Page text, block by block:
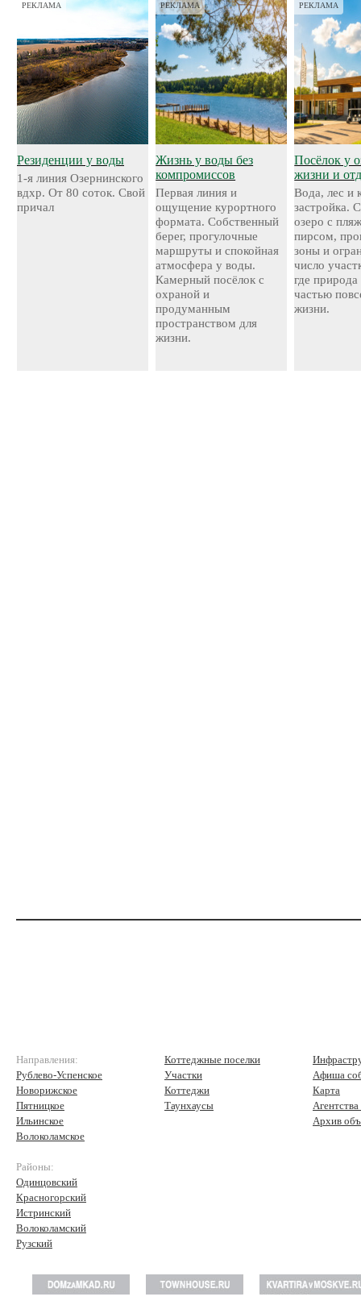
РЕКЛАМА
Резиденции у воды
1-я линия Озернинского
вдхр. От 80 соток. Свой
причал
РЕКЛАМА
Жизнь у воды без
компромиссов
Первая линия и
ощущение курортного
формата. Собственный
берег, прогулочные
маршруты и спокойная
атмосфера у воды.
Камерный посёлок с
охраной и
продуманным
пространством для
жизни.
РЕКЛАМА
Посёлок у
жизни и
Вода, лес и
застройка.
озеро с
пирсом,
зоны и
число
где природа
частью
жизни.
Направления:
Рублево-Успенское
Новорижское
Пятницкое
Ильинское
Волоколамское
Районы:
Одинцовский
Красногорский
Истринский
Волоколамский
Рузский
Коттеджные поселки
Участки
Коттеджи
Таунхаусы
Афиша
Карта
Архив